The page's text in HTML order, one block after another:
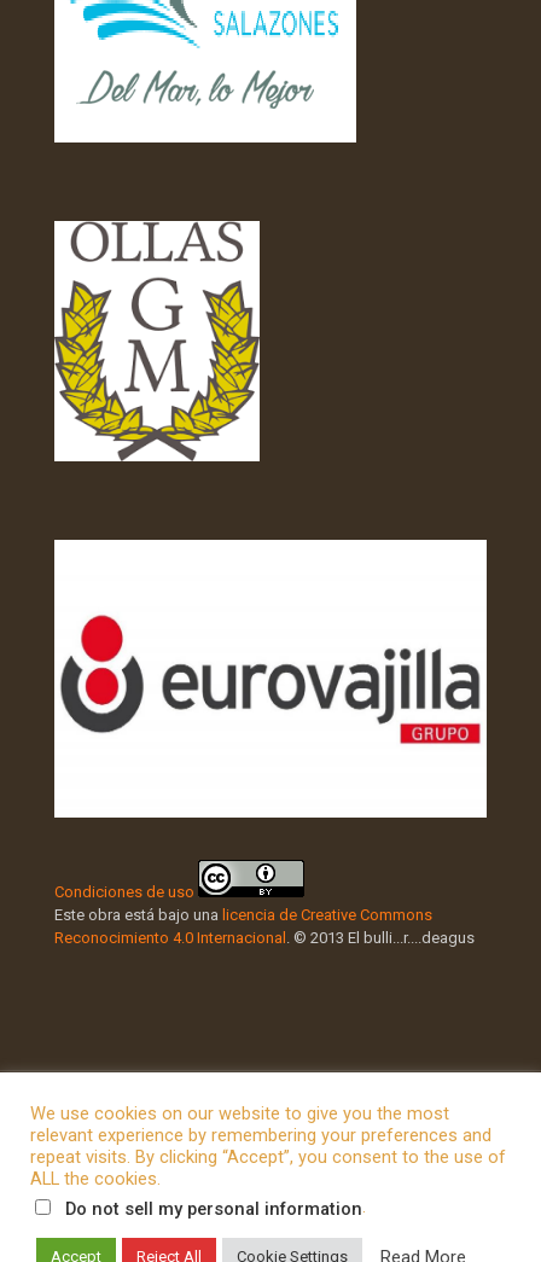
Condiciones de uso
Este obra está bajo una licencia de Creative Commons
Reconocimiento 4.0 Internacional
. © 2013 El bulli...r....deagus
© 2026 Betheme by Muffin group
We use cookies on our website to give you the most
relevant experience by remembering your preferences and
repeat visits. By clicking “Accept”, you consent to the use of
ALL the cookies.
Do not sell my personal information.
Accept Reject All Cookie Settings Read More